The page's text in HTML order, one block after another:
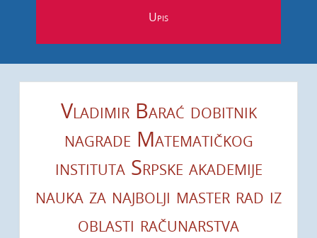
Korisnički meni
Upis
Vladimir Barać dobitnik
nagrade Matematičkog
instituta Srpske akademije
nauka za najbolji master rad iz
oblasti računarstva